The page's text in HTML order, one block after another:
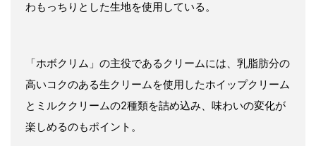
わもっちりとした生地を使用している。
「ホボクリム」の主役であるクリームには、乳脂肪分の
高いコクのある生クリームを使用したホイップクリーム
とミルククリームの2種類を詰め込み、味わいの変化が
楽しめるのもポイント。